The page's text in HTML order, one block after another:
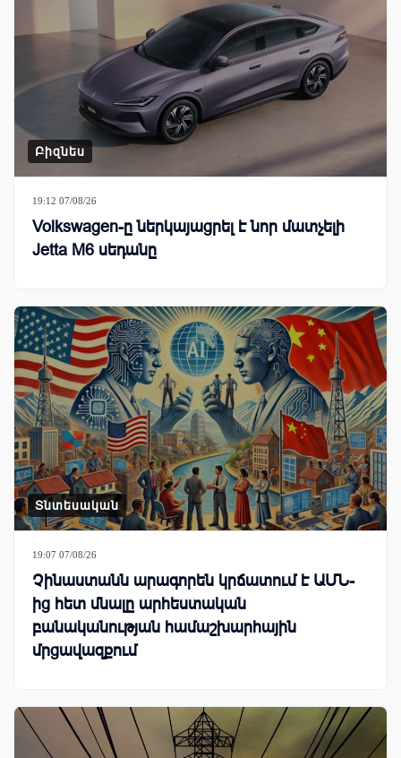
Բիզնես
19:12 07/08/26
Volkswagen-ը ներկայացրել է նոր մատչելի
Jetta M6 սեդանը
Տնտեսական
19:07 07/08/26
Չինաստանն արագորեն կրճատում է ԱՄՆ-
ից հետ մնալը արհեստական
բանականության համաշխարհային
մրցավազքում